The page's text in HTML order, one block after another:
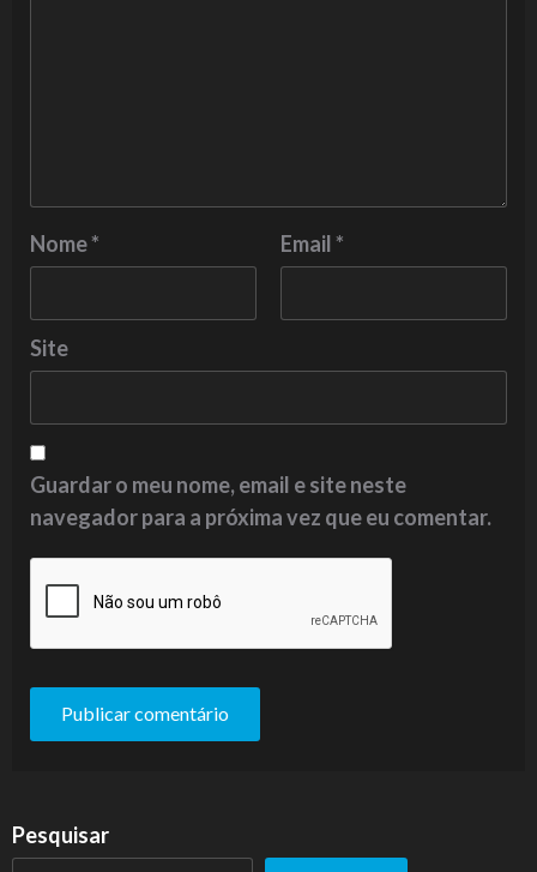
Nome* Email*
Site
Guardar o meu nome, email e site neste
navegador para a próxima vez que eu comentar.
Pesquisar